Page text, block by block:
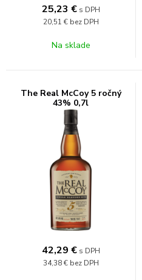
25,23 € s DPH
20,51 € bez DPH
Na sklade
The Real McCoy 5 ročný
43% 0,7l
42,29 € s DPH
34,38 € bez DPH